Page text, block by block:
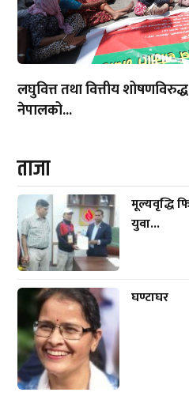
लघुवित्त तथा वित्तीय
नेपालको...
ताजा
मूल्यवृद्धि
युवा...
घण्टाघर